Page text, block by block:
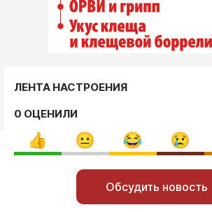
ЛЕНТА НАСТРОЕНИЯ
0 ОЦЕНИЛИ
Обсудить новость